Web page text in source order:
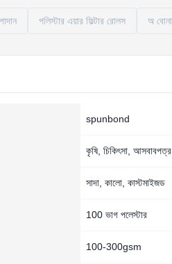
পলিস্টার এয়ার ফিল্টার রোলস অ বোনা
spunbond
কৃষি, চিকিৎসা, আসবাবপত্র
সাদা, কালো, কাস্টমাইজড
100 ভাগ পলেস্টার
100-300gsm